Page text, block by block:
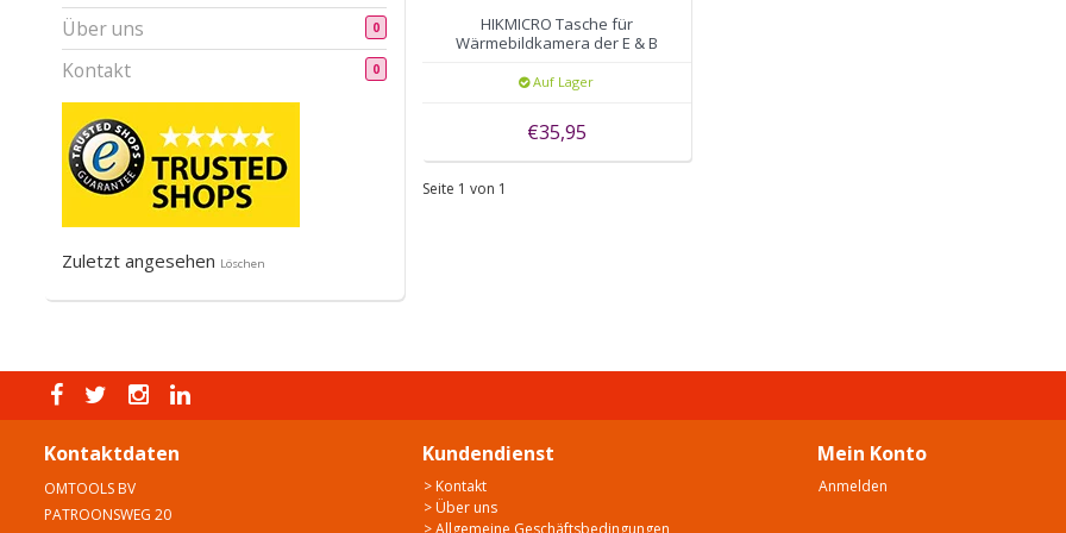
Über uns 0
Kontakt 0
Zuletzt angesehen Löschen
HIKMICRO Tasche für
Wärmebildkamera der E & B
Auf Lager
€35,95
Seite 1 von 1
Kontaktdaten
OMTOOLS BV
PATROONSWEG 20
Kundendienst
> Kontakt
> Über uns
> Allgemeine Geschäftsbedingungen
Mein Konto
Anmelden